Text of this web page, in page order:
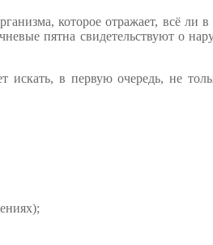
которое отражает, всё ли
пятна свидетельствуют о
искать, в первую очередь, не